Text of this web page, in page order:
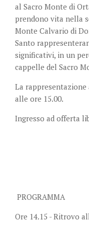
al Sacro Monte di
prendono vita nella
Monte Calvario di
Santo
significativi, in un
cappelle del Sacro
La rappresentazione
alle ore 15.00.
Ingresso ad offerta
PROGRAMMA
Ore 14.15 - Ritrovo